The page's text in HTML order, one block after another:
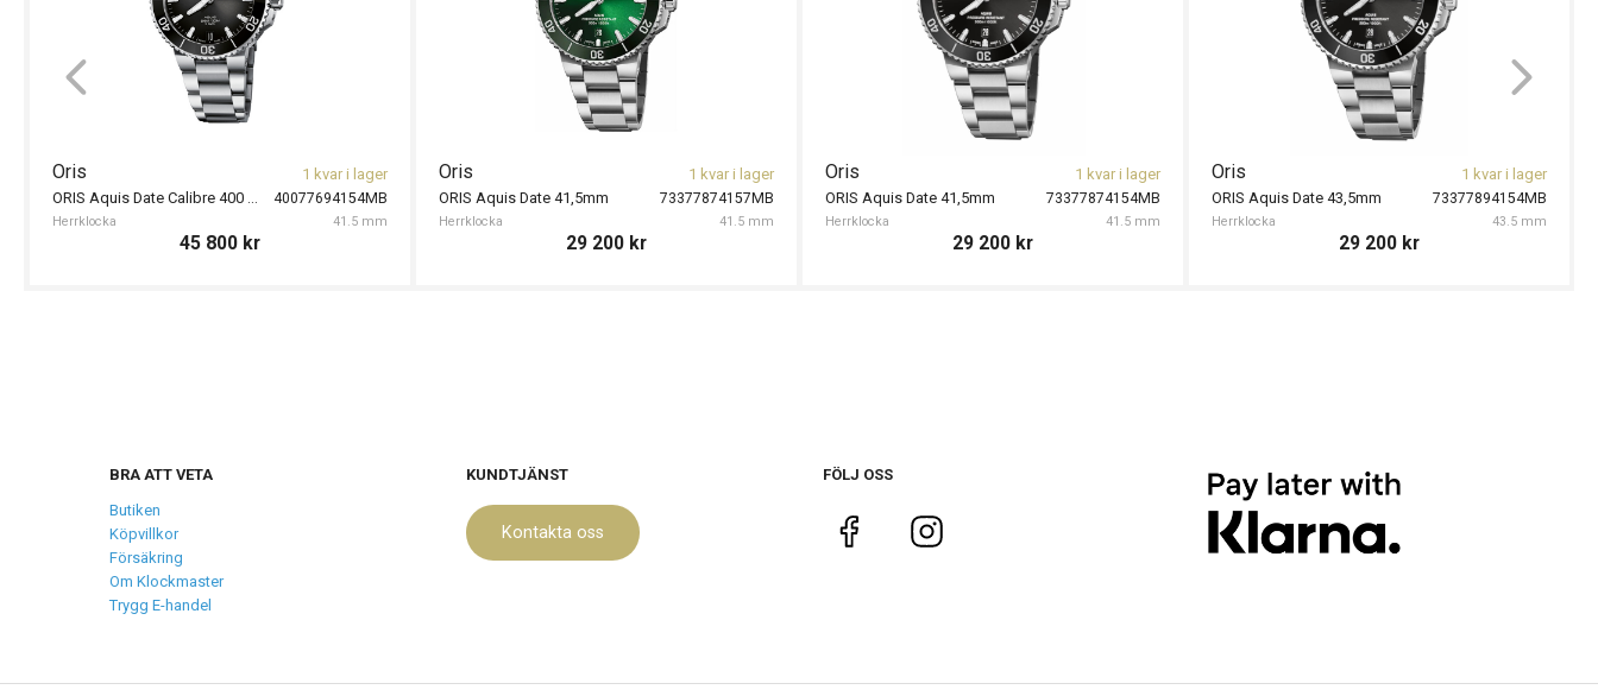
40077694154MB
Oris
Herrklocka 41.5 mm
1 kvar i lager
45 800 kr
73377874157MB
Oris
Herrklocka 41.5 mm
ORIS Aquis Date 41,5mm
1 kvar i lager
29 200 kr
73377874154MB
Oris
Herrklocka 41.5 mm
ORIS Aquis Date 41,5mm
1 kvar i lager
29 200 kr
73377894154MB
Oris
Herrklocka 43.5 mm
ORIS Aquis Date 43,5mm
1 kvar i lager
29 200 kr
BRA ATT VETA
Butiken
Köpvillkor
Försäkring
Om Klockmaster
Trygg E-handel
KUNDTJÄNST
Kontakta oss
FÖLJ OSS